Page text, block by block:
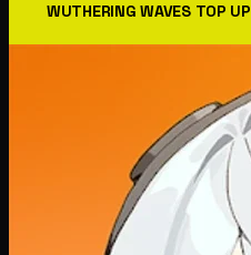
WUTHERING WAVES TOP UP